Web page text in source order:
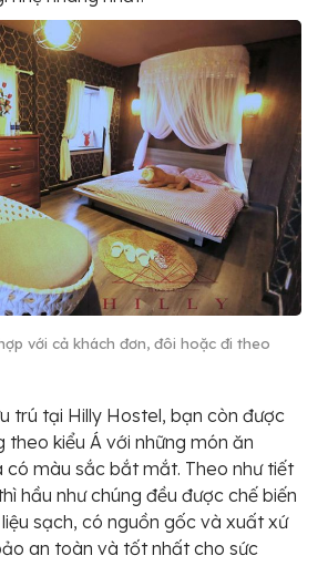
với cả khách đơn, đôi hoặc đi theo
trú tại Hilly Hostel, bạn còn được
theo kiểu Á với những món ăn
có màu sắc bắt mắt. Theo như tiết
hầu như chúng đều được chế biến
sạch, có nguồn gốc và xuất xứ
an toàn và tốt nhất cho sức